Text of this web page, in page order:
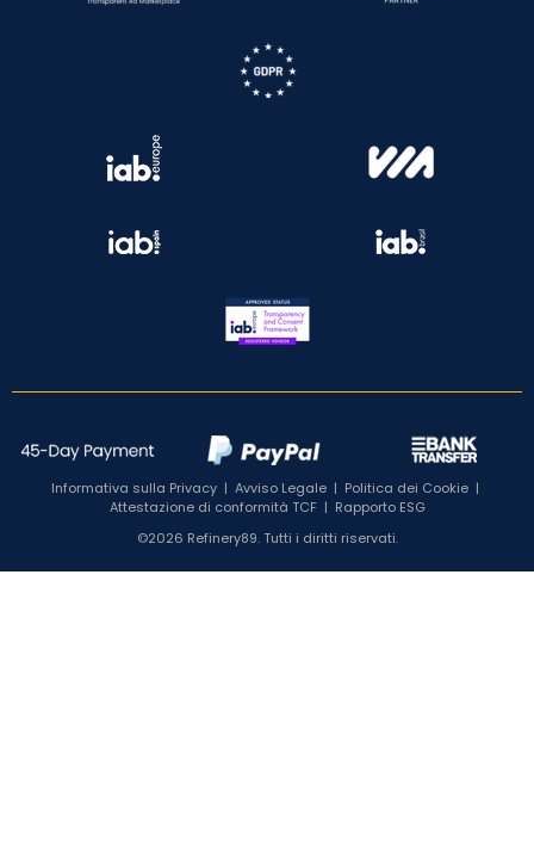
Informativa sulla Privacy | Avviso Legale | Politica dei Cookie |
Attestazione di conformità TCF| Rapporto ESG
©2026 Refinery89. Tutti i diritti riservati.